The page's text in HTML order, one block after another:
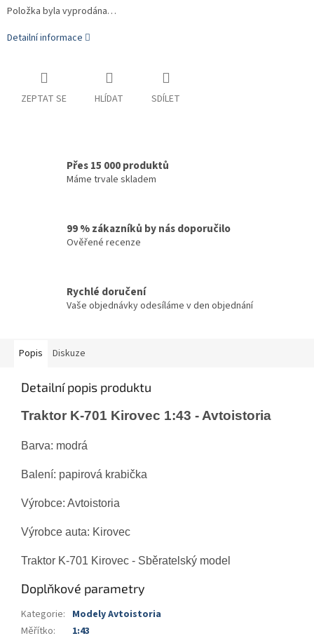
Položka byla vyprodána…
Detailní informace
ZEPTAT SE HLÍDAT SDÍLET
Přes 15 000 produktů
Máme trvale skladem
99 % zákazníků by nás doporučilo
Ověřené recenze
Rychlé doručení
Vaše objednávky odesíláme v den objednání
Popis Diskuze
Detailní popis produktu
Traktor K-701 Kirovec 1:43 - Avtoistoria
Barva: modrá
Balení: papirová krabička
Výrobce: Avtoistoria
Výrobce auta: Kirovec
Traktor K-701 Kirovec - Sběratelský model
Doplňkové parametry
Kategorie: Modely Avtoistoria
Měřítko:
1:43